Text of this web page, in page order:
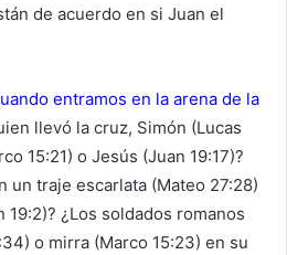
de acuerdo en si Juan el
entramos en la arena de la
llevó la cruz, Simón (Lucas
15:21) o Jesús (Juan 19:17)?
un traje escarlata (Mateo 27:28)
¿Los soldados romanos
o mirra (Marco 15:23) en su